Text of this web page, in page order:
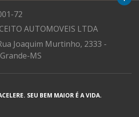
72
AUTOMOVEIS LTDA
Joaquim Murtinho, 2333 -
MS
SEU BEM MAIOR É A VIDA.